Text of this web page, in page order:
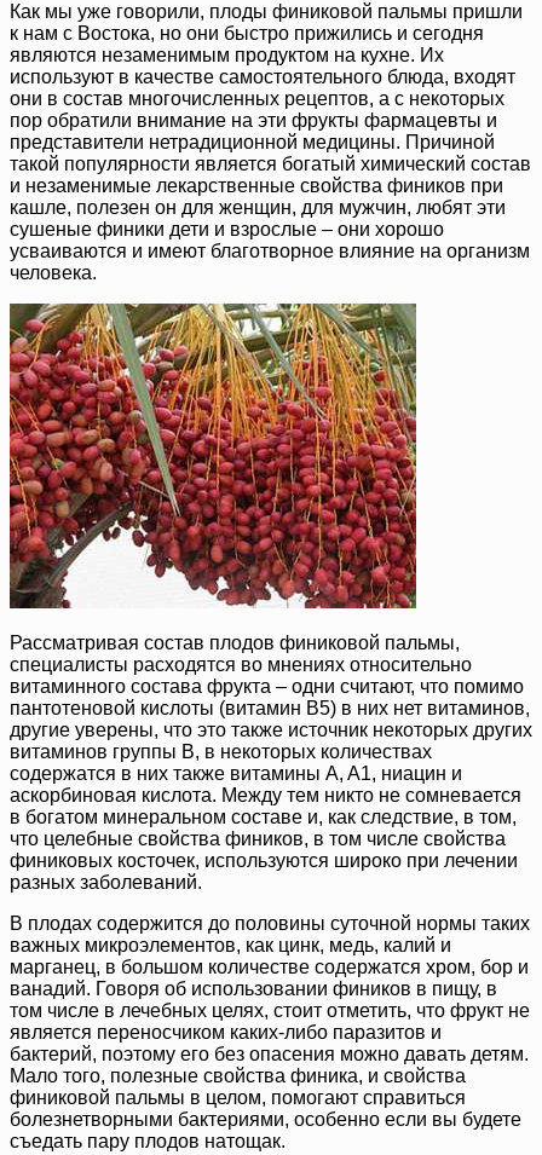
Как мы уже говорили, плоды финиковой пальмы пришли
к нам с Востока, но они быстро прижились и сегодня
являются незаменимым продуктом на кухне. Их
используют в качестве самостоятельного блюда, входят
они в состав многочисленных рецептов, а с некоторых
пор обратили внимание на эти фрукты фармацевты и
представители нетрадиционной медицины. Причиной
такой популярности является богатый химический состав
и незаменимые лекарственные свойства фиников при
кашле, полезен он для женщин, для мужчин, любят эти
сушеные финики дети и взрослые – они хорошо
усваиваются и имеют благотворное влияние на организм
человека.
Рассматривая состав плодов финиковой пальмы,
специалисты расходятся во мнениях относительно
витаминного состава фрукта – одни считают, что помимо
пантотеновой кислоты (витамин B5) в них нет витаминов,
другие уверены, что это также источник некоторых других
витаминов группы B, в некоторых количествах
содержатся в них также витамины A, A1, ниацин и
аскорбиновая кислота. Между тем никто не сомневается
в богатом минеральном составе и, как следствие, в том,
что целебные свойства фиников, в том числе свойства
финиковых косточек, используются широко при лечении
разных заболеваний.
В плодах содержится до половины суточной нормы таких
важных микроэлементов, как цинк, медь, калий и
марганец, в большом количестве содержатся хром, бор и
ванадий. Говоря об использовании фиников в пищу, в
том числе в лечебных целях, стоит отметить, что фрукт не
является переносчиком каких-либо паразитов и
бактерий, поэтому его без опасения можно давать детям.
Мало того, полезные свойства финика, и свойства
финиковой пальмы в целом, помогают справиться
болезнетворными бактериями, особенно если вы будете
съедать пару плодов натощак.